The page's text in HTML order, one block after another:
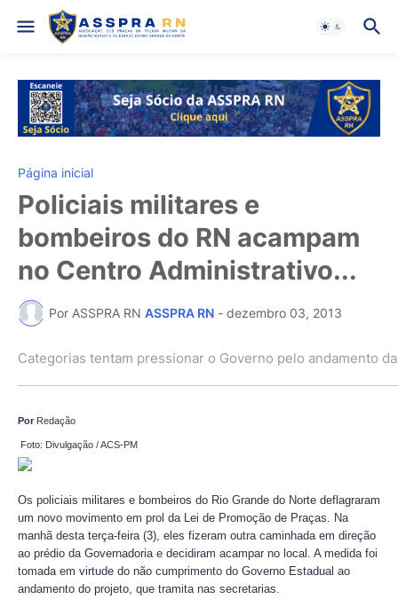
Página inicial
Policiais militares e
bombeiros do RN acampam
no Centro Administrativo...
Por ASSPRA RN ASSPRA RN - dezembro 03, 2013
Categorias tentam pressionar o Governo pelo andamento
Por Redação
Foto: Divulgação / ACS-PM
Os policiais militares e bombeiros do Rio Grande do Norte deflagraram
um novo movimento em prol da Lei de Promoção de Praças. Na
manhã desta terça-feira (3), eles fizeram outra caminhada em direção
ao prédio da Governadoria e decidiram acampar no local. A medida foi
tomada em virtude do não cumprimento do Governo Estadual ao
andamento do projeto, que tramita nas secretarias.